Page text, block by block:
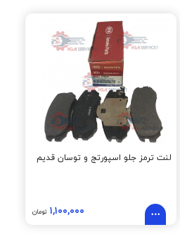
لنت ترمز جلو اسپورتج و توسان قديم
۱,۱۰۰,۰۰۰ تومان